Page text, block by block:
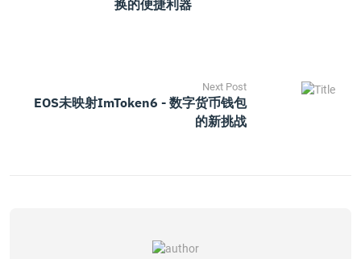
换的便捷利器
Next Post
EOS未映射imToken6 - 数字货币钱包
的新挑战